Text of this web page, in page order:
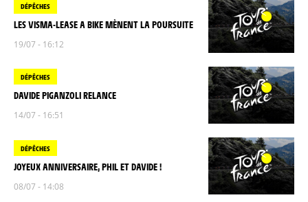
DÉPÊCHES
LES VISMA-LEASE A BIKE MÈNENT LA POURSUITE
19/07 - 16:12
DÉPÊCHES
DAVIDE PIGANZOLI RELANCE
14/07 - 16:51
DÉPÊCHES
JOYEUX ANNIVERSAIRE, PHIL ET DAVIDE !
08/07 - 14:08